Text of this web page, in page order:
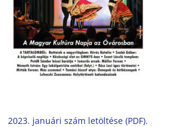
2023. januári szám letöltése (PDF).